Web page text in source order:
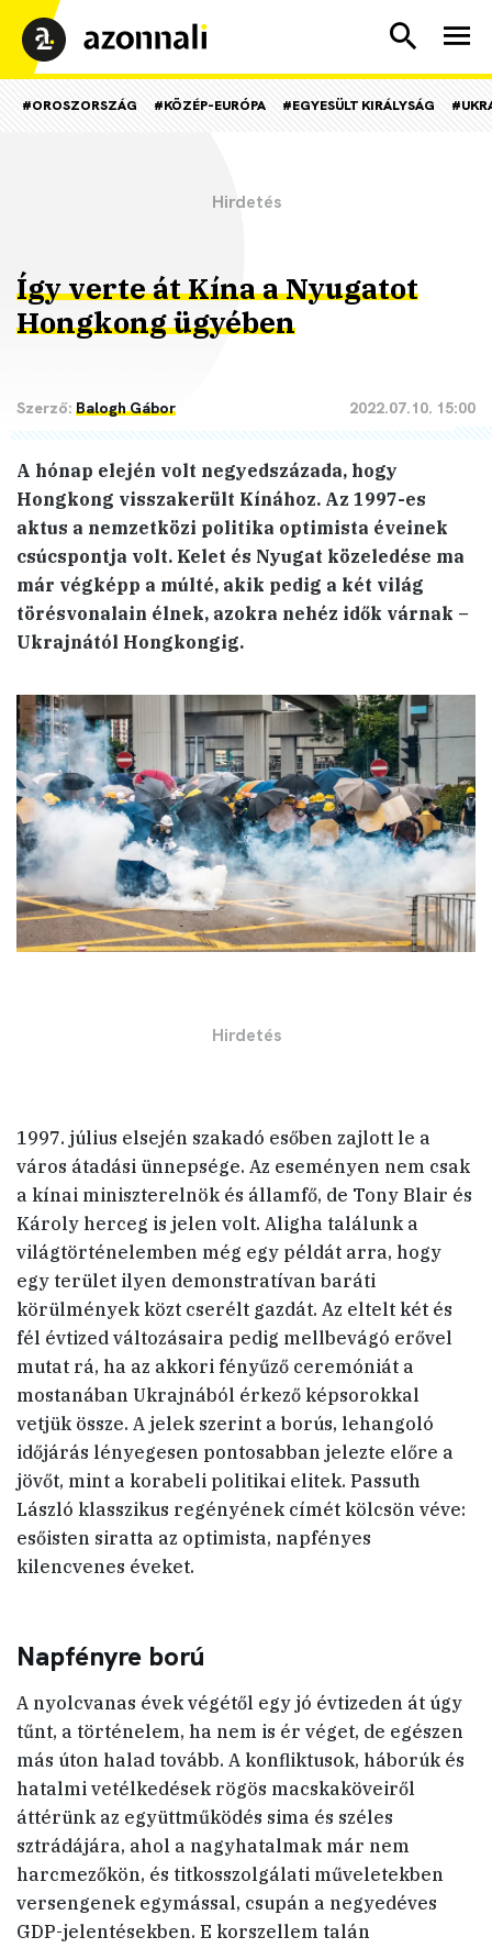
#OROSZORSZÁG #KÖZÉP-EURÓPA #EGYESÜLT KIRÁLYSÁG
Így verte át Kína a Nyugatot
Hongkong ügyében
Szerző: Balogh Gábor 2022.07.10. 15:00
A hónap elején volt negyedszázada, hogy
Hongkong visszakerült Kínához. Az 1997-es
aktus a nemzetközi politika optimista éveinek
csúcspontja volt. Kelet és Nyugat közeledése ma
már végképp a múlté, akik pedig a két világ
törésvonalain élnek, azokra nehéz idők várnak –
Ukrajnától Hongkongig.
1997. július elsején szakadó esőben zajlott le a
város átadási ünnepsége. Az eseményen nem csak
a kínai miniszterelnök és államfő, de Tony Blair és
Károly herceg is jelen volt. Aligha találunk a
világtörténelemben még egy példát arra, hogy
egy terület ilyen demonstratívan baráti
körülmények közt cserélt gazdát. Az eltelt két és
fél évtized változásaira pedig mellbevágó erővel
mutat rá, ha az akkori fényűző ceremóniát a
mostanában Ukrajnából érkező képsorokkal
vetjük össze. A jelek szerint a borús, lehangoló
időjárás lényegesen pontosabban jelezte előre a
jövőt, mint a korabeli politikai elitek. Passuth
László klasszikus regényének címét kölcsön véve:
esőisten siratta az optimista, napfényes
kilencvenes éveket.
Napfényre ború
A nyolcvanas évek végétől egy jó évtizeden át úgy
tűnt, a történelem, ha nem is ér véget, de egészen
más úton halad tovább. A konfliktusok, háborúk és
hatalmi vetélkedések rögös macskaköveiről
áttérünk az együttműködés sima és széles
sztrádájára, ahol a nagyhatalmak már nem
harcmezőkön, és titkosszolgálati műveletekben
versengenek egymással, csupán a negyedéves
GDP-jelentésekben. E korszellem talán